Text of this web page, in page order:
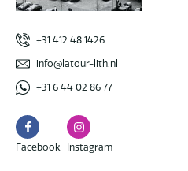
+31 412 48 1426
info@latour-lith.nl
+31 6 44 02 86 77
Facebook
Facebook
Instagram
Instagram